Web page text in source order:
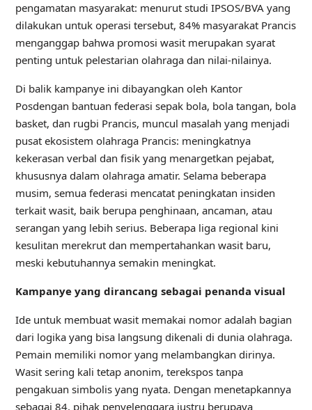
pengamatan masyarakat: menurut studi IPSOS/BVA yang
dilakukan untuk operasi tersebut, 84% masyarakat Prancis
menganggap bahwa promosi wasit merupakan syarat
penting untuk pelestarian olahraga dan nilai-nilainya.
Di balik kampanye ini dibayangkan oleh Kantor
Posdengan bantuan federasi sepak bola, bola tangan, bola
basket, dan rugbi Prancis, muncul masalah yang menjadi
pusat ekosistem olahraga Prancis: meningkatnya
kekerasan verbal dan fisik yang menargetkan pejabat,
khususnya dalam olahraga amatir. Selama beberapa
musim, semua federasi mencatat peningkatan insiden
terkait wasit, baik berupa penghinaan, ancaman, atau
serangan yang lebih serius. Beberapa liga regional kini
kesulitan merekrut dan mempertahankan wasit baru,
meski kebutuhannya semakin meningkat.
Kampanye yang dirancang sebagai penanda visual
Ide untuk membuat wasit memakai nomor adalah bagian
dari logika yang bisa langsung dikenali di dunia olahraga.
Pemain memiliki nomor yang melambangkan dirinya.
Wasit sering kali tetap anonim, terekspos tanpa
pengakuan simbolis yang nyata. Dengan menetapkannya
sebagai 84, pihak penyelenggara justru berupaya